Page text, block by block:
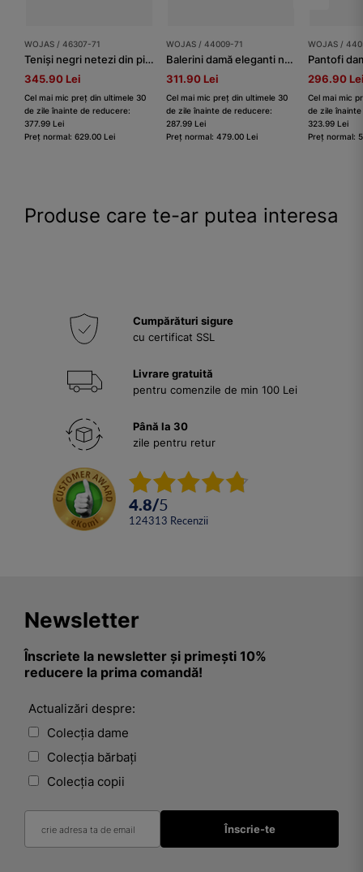
WOJAS / 46307-71
Teniși negri netezi din piele combinată
345.90 Lei
Cel mai mic preț din ultimele 30
de zile înainte de reducere:
377.99 Lei
Preț normal: 629.00 Lei
WOJAS / 44009-71
Balerini damă eleganti negri
311.90 Lei
Cel mai mic preț din ultimele 30
de zile înainte de reducere:
287.99 Lei
Preț normal: 479.00 Lei
WOJAS /
Pantofi
296.90
Cel mai mic
de zile
323.99 Lei
Preț normal:
Produse care te-ar putea interesa
Cumpărături sigure
cu certificat SSL
Livrare gratuită
pentru comenzile de min 100 Lei
Până la 30
zile pentru retur
4.8/5
124313 Recenzii
Newsletter
Înscriete la newsletter și primești 10%
reducere la prima comandă!
Actualizări despre:
Colecția dame
Colecția bărbați
Colecția copii